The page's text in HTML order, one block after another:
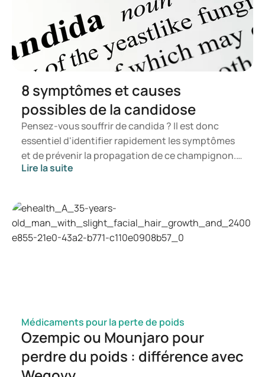
https://www.cdc.gov/heat-health/hcp/clinical-
guidance/heat-and-medications-guidance-for-
clinicians.html
8 symptômes et causes
possibles de la candidose
Pensez-vous souffrir de candida ? Il est donc
essentiel d'identifier rapidement les symptômes
et de prévenir la propagation de ce champignon.
Dans cet article, vous apprendrez ce qu'est le
manifester. Vous saurez ainsi à quel moment il est
pertinent de consulter un professionnel de santé.
Lire la suite
Médicaments pour la perte de poids
Ozempic ou Mounjaro pour
perdre du poids : différence avec